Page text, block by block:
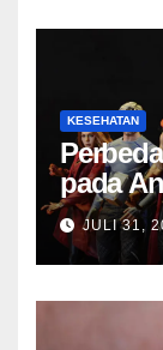
KESEHATAN
pada
JULI 31,